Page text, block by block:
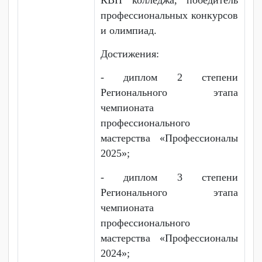
колледжа.
конкурса «Созвездие
талантов ККТИС - 2025»;
- участник Всероссийского
конкурса «Большая
перемена»;
- участник Движения первых
колледжа.
Белослюдцева Диана
Сергеевна, выпускница 2025